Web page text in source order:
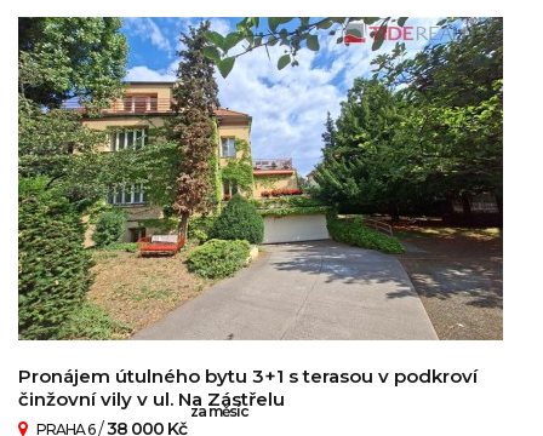
Pronájem útulného bytu 3+1 s terasou v podkroví
činžovní vily v ul. Na Zástřelu
PRAHA 6/38 000 Kč
za měsíc